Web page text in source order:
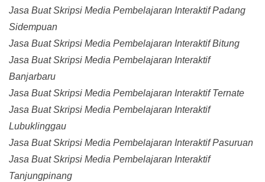
Jasa Buat Skripsi Media Pembelajaran Interaktif Padang
Sidempuan
Jasa Buat Skripsi Media Pembelajaran Interaktif Bitung
Jasa Buat Skripsi Media Pembelajaran Interaktif
Banjarbaru
Jasa Buat Skripsi Media Pembelajaran Interaktif Ternate
Jasa Buat Skripsi Media Pembelajaran Interaktif
Lubuklinggau
Jasa Buat Skripsi Media Pembelajaran Interaktif Pasuruan
Jasa Buat Skripsi Media Pembelajaran Interaktif
Tanjungpinang